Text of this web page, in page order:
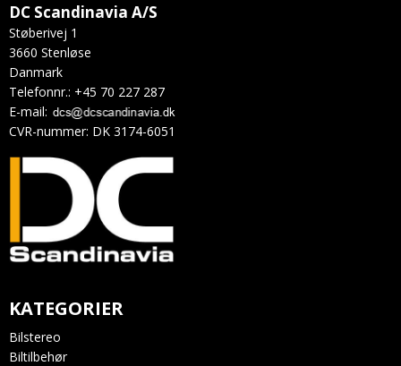
DC Scandinavia A/S
Støberivej 1
3660 Stenløse
Danmark
Telefonnr.: +45 70 227 287
E-mail:
CVR-nummer: DK 3174-6051
KATEGORIER
Bilstereo
Biltilbehør